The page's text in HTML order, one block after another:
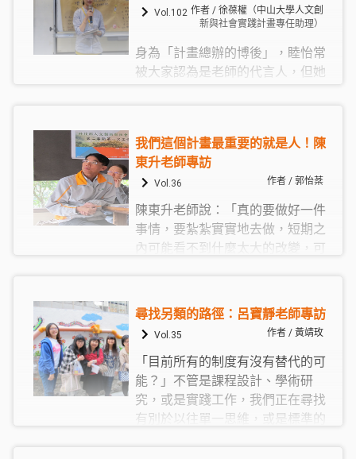
啟發，她體悟到「丟掉自己」，指
的是不會只聚焦在自己，還要考量
到更多人，亦即一起工作的團隊伙
伴以及一起合作的社區伙伴
作者和社區工作者的差異。雖然社
區工作者也常以藝術行動來作為開
展社區工作的媒介，但社區工作者
看重的是人際關係的修補，而不是
對於「田野」的理解與操作也有別
於社會學家或人類學家，藝術家們
認知的田野工作是建立在其創作方
法上的。一如思宇所言，藝術家的
田野工作「容許很多創造的事情發
生」。
Vol.102 作者 / 徐葆權（中山大學人文創
新與社會實踐計畫專任助理）
身為「計畫總辦的博後」，睦怡常
被大家認為是老師的代言人，但她
提供支持和協助，與團隊一起解決
計畫執行所面對的問題；以個人而
言，她認為關心甚至參與這些議題
都是責無旁貸的一件事，也體認到
這些努力的過程，就是為了孩子跟
自己的未來在奮鬥。
我們這個計畫最重要的就是人！陳
東升老師專訪
Vol.36 作者 / 郭怡棻
陳東升老師說：「真的要做好一件
事情，要紮紮實實地去做，短期之
內可能看不到什麼太大的改變，可
響，地方在改變、學校也在改變，
這個我想不僅我們會感動，實際執
行的人也會感動。」
尋找另類的路徑：呂寶靜老師專訪
Vol.35 作者 / 黃靖玫
「目前所有的制度有沒有替代的可
能？」不管是課程設計、學術研
究，或是實踐工作，我們正在尋找
有別於以往單一思維，或是標準的